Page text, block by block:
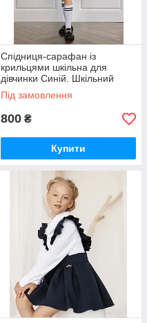
Спідниця-сарафан із
крильцями шкільна для
дівчинки Синій. Шкільний
сарафан для дівчаток
Під замовлення
800 ₴
Купити